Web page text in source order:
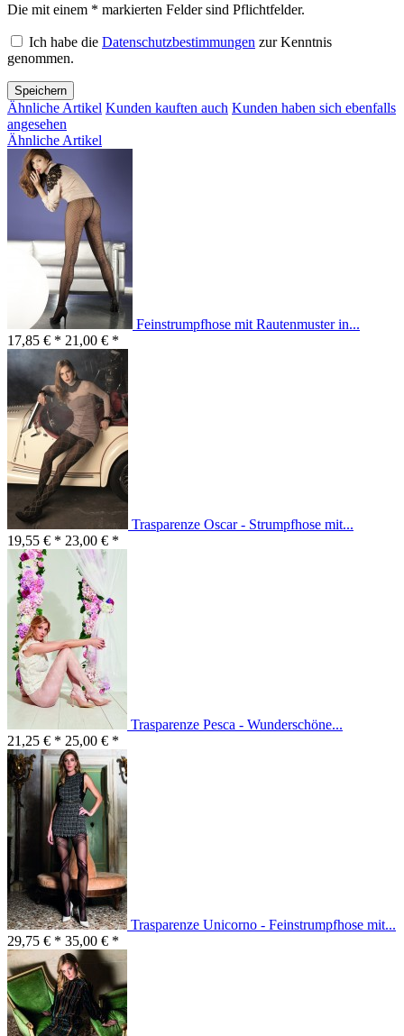
Die mit einem * markierten Felder sind Pflichtfelder.
Ich habe die Datenschutzbestimmungen zur Kenntnis
genommen.
Speichern
Ähnliche Artikel Kunden kauften auch Kunden haben sich ebenfalls
angesehen
Ähnliche Artikel
Feinstrumpfhose mit Rautenmuster in...
17,85 € * 21,00 € *
Trasparenze Oscar - Strumpfhose mit...
19,55 € * 23,00 € *
Trasparenze Pesca - Wunderschöne...
21,25 € * 25,00 € *
Trasparenze Unicorno - Feinstrumpfhose mit...
29,75 € * 35,00 € *